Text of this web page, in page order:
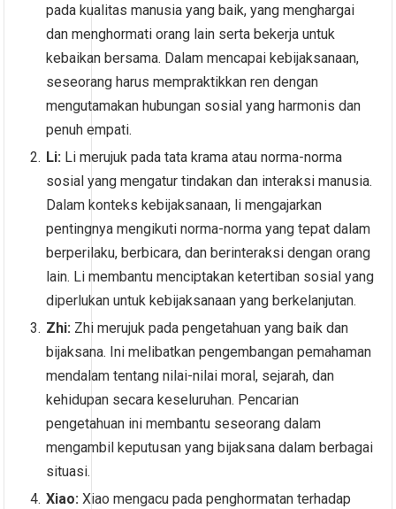
pada kualitas manusia yang baik, yang menghargai
dan menghormati orang lain serta bekerja untuk
kebaikan bersama. Dalam mencapai kebijaksanaan,
seseorang harus mempraktikkan ren dengan
mengutamakan hubungan sosial yang harmonis dan
penuh empati.
Li: Li merujuk pada tata krama atau norma-norma
sosial yang mengatur tindakan dan interaksi manusia.
Dalam konteks kebijaksanaan, li mengajarkan
pentingnya mengikuti norma-norma yang tepat dalam
berperilaku, berbicara, dan berinteraksi dengan orang
lain. Li membantu menciptakan ketertiban sosial yang
diperlukan untuk kebijaksanaan yang berkelanjutan.
Zhi: Zhi merujuk pada pengetahuan yang baik dan
bijaksana. Ini melibatkan pengembangan pemahaman
mendalam tentang nilai-nilai moral, sejarah, dan
kehidupan secara keseluruhan. Pencarian
pengetahuan ini membantu seseorang dalam
mengambil keputusan yang bijaksana dalam berbagai
situasi.
Xiao: Xiao mengacu pada penghormatan terhadap